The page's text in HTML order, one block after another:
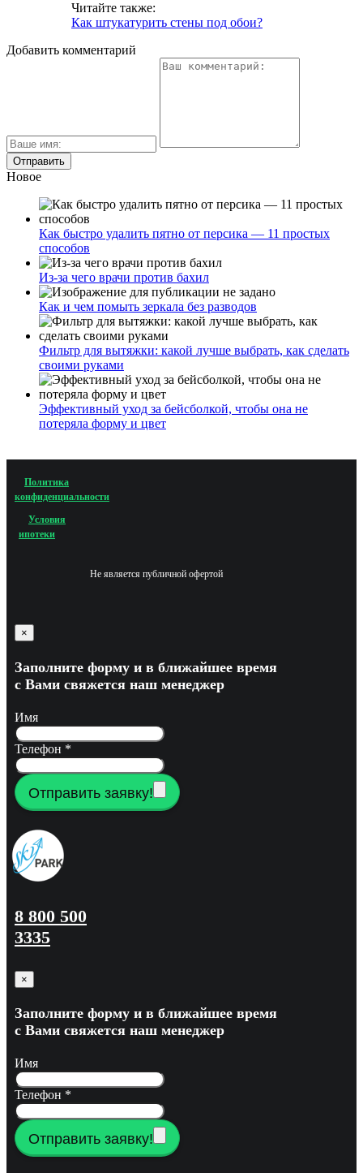
Читайте также:
Как штукатурить стены под обои?
Добавить комментарий
Новое
Как быстро удалить пятно от персика — 11 простых
способов
Из-за чего врачи против бахил
Как и чем помыть зеркала без разводов
Фильтр для вытяжки: какой лучше выбрать, как сделать
своими руками
Эффективный уход за бейсболкой, чтобы она не
потеряла форму и цвет
Политика
конфиденциальности
Условия
ипотеки
Не является публичной офертой
×
Заполните форму и в ближайшее время
с Вами свяжется наш менеджер
Имя
Телефон *
Отправить заявку!
8 800 500
3335
×
Заполните форму и в ближайшее время
с Вами свяжется наш менеджер
Имя
Телефон *
Отправить заявку!